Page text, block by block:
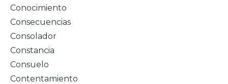
Conocimiento
Consecuencias
Consolador
Constancia
Consuelo
Contentamiento